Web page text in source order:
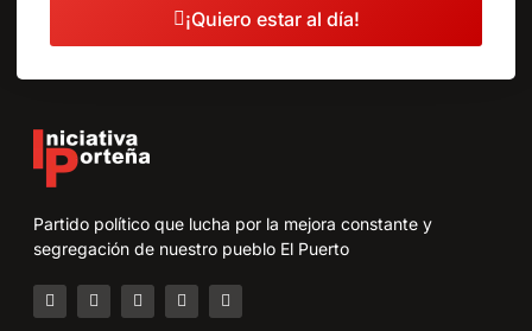
¡Quiero estar al día!
Partido político que lucha por la mejora constante y
segregación de nuestro pueblo El Puerto